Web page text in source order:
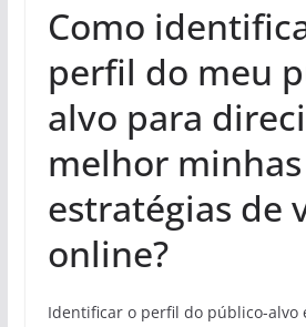
Como
perfil do meu
alvo para
melhor minhas
estratégias de
online?
Identificar o perfil do público-alvo